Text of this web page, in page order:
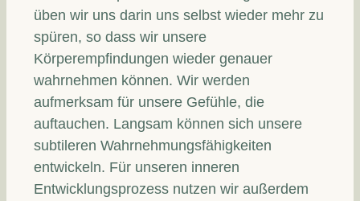
üben wir uns darin uns selbst wieder mehr zu
spüren, so dass wir unsere
Körperempfindungen wieder genauer
wahrnehmen können. Wir werden
aufmerksam für unsere Gefühle, die
auftauchen. Langsam können sich unsere
subtileren Wahrnehmungsfähigkeiten
entwickeln. Für unseren inneren
Entwicklungsprozess nutzen wir außerdem